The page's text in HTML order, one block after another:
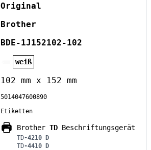
Original
Brother
BDE-1J152102-102
weiß
102 mm x 152 mm
5014047600890
Etiketten
Brother TD Beschriftungsgerät
TD-4210 D
TD-4410 D